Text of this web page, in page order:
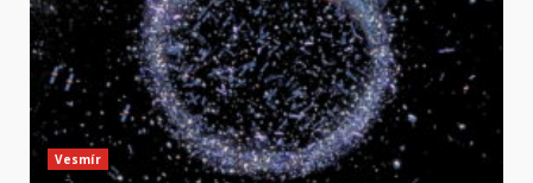
Vesmír